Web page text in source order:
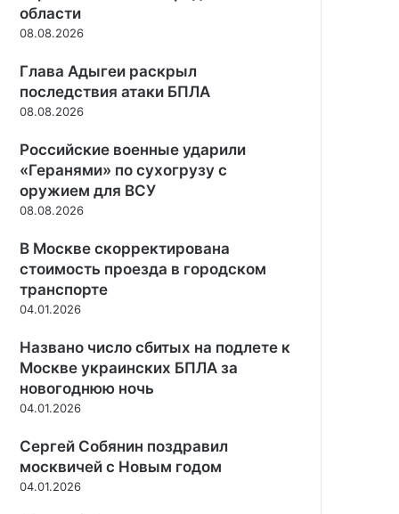
р
г
и
2
2
М
в
р
о
с
и
й
с
о
м
р
е
и
н
е
к
а
п
е
н
и
о
н
е
к
н
у
в
ы
с
а
в
к
у
у
ж
н
к
а
Г
о
б
а
т
о
я
и
л
и
ь
с
р
а
у
т
о
р
о
л
в
с
к
области
08.08.2026
Глава Адыгеи раскрыл
последствия атаки БПЛА
08.08.2026
Российские военные ударили
«Геранями» по сухогрузу с
оружием для ВСУ
08.08.2026
В Москве скорректирована
стоимость проезда в городском
транспорте
04.01.2026
Названо число сбитых на подлете к
Москве украинских БПЛА за
новогоднюю ночь
04.01.2026
Сергей Собянин поздравил
москвичей с Новым годом
04.01.2026